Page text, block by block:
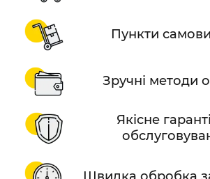
Пункти
Зручні методи
Якісне